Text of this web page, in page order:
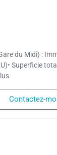
du Midi) :
Superficie
Contactez-